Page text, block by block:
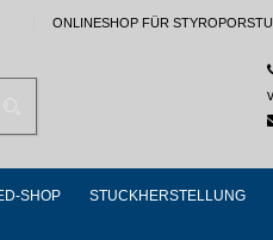
ONLINESHOP FÜR
SHOP STUCKHERSTELLUNG